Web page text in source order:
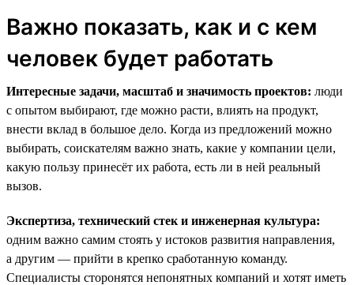
Важно показать, как и с кем
человек будет работать
Интересные задачи, масштаб и значимость проектов: люди
с опытом выбирают, где можно расти, влиять на продукт,
внести вклад в большое дело. Когда из предложений можно
выбирать, соискателям важно знать, какие у компании цели,
какую пользу принесёт их работа, есть ли в ней реальный
вызов.
Экспертиза, технический стек и инженерная культура:
одним важно самим стоять у истоков развития направления,
а другим — прийти в крепко сработанную команду.
Специалисты сторонятся непонятных компаний и хотят иметь